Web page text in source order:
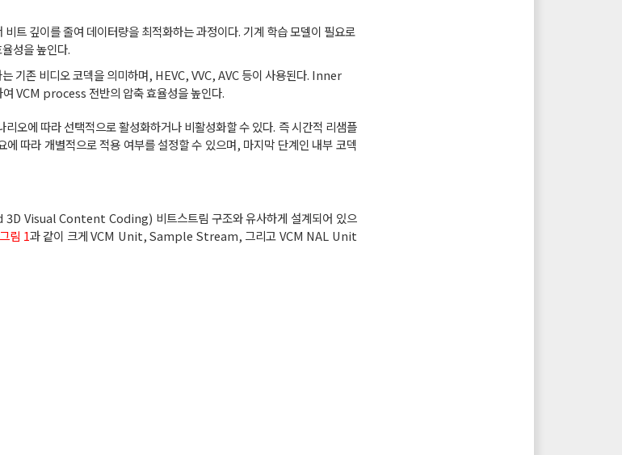
깊이를 줄여 데이터량을 최적화하는 과정이다. 기계 학습 모델이 필요로
성을 높인다.
기존 비디오 코덱을 의미하며, HEVC, VVC, AVC 등이 사용된다. Inner
VCM process 전반의 압축 효율성을 높인다.
오에 따라 선택적으로 활성화하거나 비활성화할 수 있다. 즉 시간적 리샘플
따라 개별적으로 적용 여부를 설정할 수 있으며, 마지막 단계인 내부 코덱
Visual Content Coding) 비트스트림 구조와 유사하게 설계되어 있으
그림 1과 같이 크게 VCM Unit, Sample Stream, 그리고 VCM NAL Unit